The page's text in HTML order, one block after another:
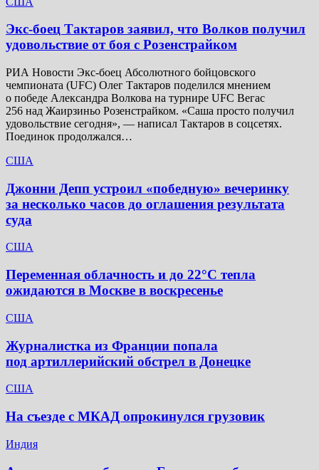
Экс-боец Тактаров заявил, что Волков получил
удовольствие от боя с Розенстрайком
РИА Новости Экс-боец Абсолютного бойцовского
чемпионата (UFC) Олег Тактаров поделился мнением
о победе Александра Волкова на турнире UFC Вегас
256 над Жаирзиньо Розенстрайком. «Саша просто получил
удовольствие сегодня», — написал Тактаров в соцсетях.
Поединок продолжался…
США
Джонни Депп устроил «победную» вечеринку
за несколько часов до оглашения результата
суда
США
Переменная облачность и до 22°C тепла
ожидаются в Москве в воскресенье
США
Журналистка из Франции попала
под артиллерийский обстрел в Донецке
США
На съезде с МКАД опрокинулся грузовик
Индия